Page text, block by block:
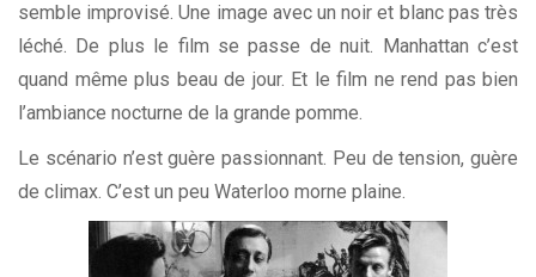
semble improvisé. Une image avec un noir et blanc pas très
léché. De plus le film se passe de nuit. Manhattan c’est
quand même plus beau de jour. Et le film ne rend pas bien
l’ambiance nocturne de la grande pomme.
Le scénario n’est guère passionnant. Peu de tension, guère
de climax. C’est un peu Waterloo morne plaine.